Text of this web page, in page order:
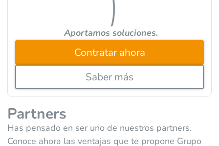
Aportamos soluciones.
Contratar ahora
Saber más
Partners
Has pensado en ser uno de nuestros partners.
Conoce ahora las ventajas que te propone Grupo